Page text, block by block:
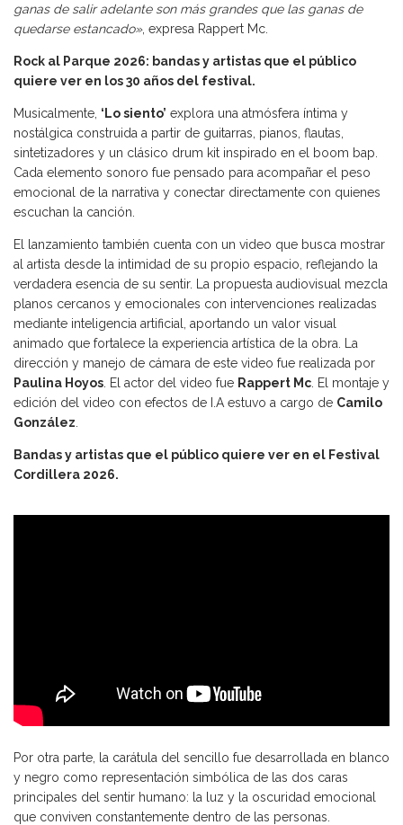
ganas de salir adelante son más grandes que las ganas de
quedarse estancado», expresa Rappert Mc.
Rock al Parque 2026: bandas y artistas que el público
quiere ver en los 30 años del festival.
Musicalmente, ‘Lo siento’ explora una atmósfera íntima y
nostálgica construida a partir de guitarras, pianos, flautas,
sintetizadores y un clásico drum kit inspirado en el boom bap.
Cada elemento sonoro fue pensado para acompañar el peso
emocional de la narrativa y conectar directamente con quienes
escuchan la canción.
El lanzamiento también cuenta con un video que busca mostrar
al artista desde la intimidad de su propio espacio, reflejando la
verdadera esencia de su sentir. La propuesta audiovisual mezcla
planos cercanos y emocionales con intervenciones realizadas
mediante inteligencia artificial, aportando un valor visual
animado que fortalece la experiencia artística de la obra. La
dirección y manejo de cámara de este video fue realizada por
Paulina Hoyos . El actor del video fue Rappert Mc . El montaje y
edición del video con efectos de I.A estuvo a cargo de Camilo
González
Bandas y artistas que el público quiere ver en el Festival
Cordillera 2026.
Por otra parte, la carátula del sencillo fue desarrollada en blanco
y negro como representación simbólica de las dos caras
principales del sentir humano: la luz y la oscuridad emocional
que conviven constantemente dentro de las personas.